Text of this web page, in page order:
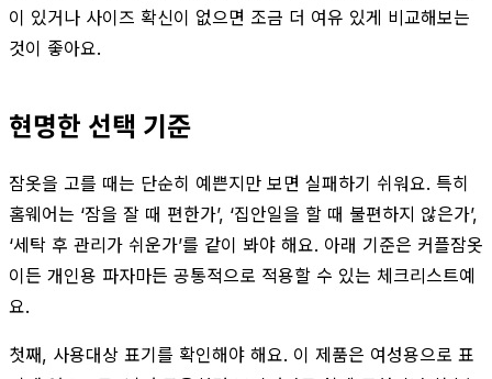
이 있거나 사이즈 확신이 없으면 조금 더 여유 있게 비교해보는
것이 좋아요.
현명한 선택 기준
잠옷을 고를 때는 단순히 예쁜지만 보면 실패하기 쉬워요. 특히
홈웨어는 ‘잠을 잘 때 편한가’, ‘집안일을 할 때 불편하지 않은가’,
‘세탁 후 관리가 쉬운가’를 같이 봐야 해요. 아래 기준은 커플잠옷
이든 개인용 파자마든 공통적으로 적용할 수 있는 체크리스트예
요.
첫째, 사용대상 표기를 확인해야 해요. 이 제품은 여성용으로 표